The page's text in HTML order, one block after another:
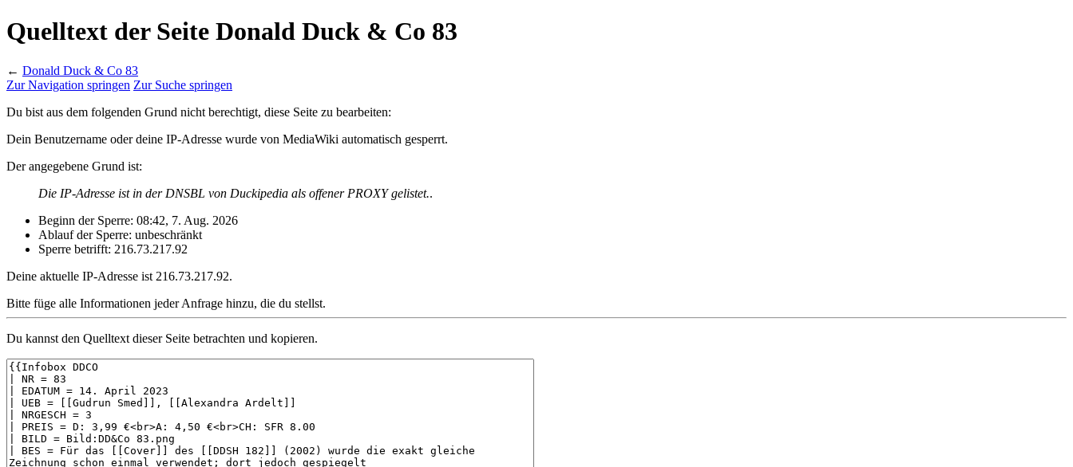
Quelltext der Seite Donald Duck & Co 83
← Donald Duck & Co 83
Zur Navigation springen Zur Suche springen
Du bist aus dem folgenden Grund nicht berechtigt, diese Seite zu bearbeiten:
Dein Benutzername oder deine IP-Adresse wurde von MediaWiki automatisch gesperrt.
Der angegebene Grund ist:
Die IP-Adresse ist in der DNSBL von Duckipedia als offener PROXY gelistet..
Beginn der Sperre: 08:42, 7. Aug. 2026
Ablauf der Sperre: unbeschränkt
Sperre betrifft: 216.73.217.92
Deine aktuelle IP-Adresse ist 216.73.217.92.
Bitte füge alle Informationen jeder Anfrage hinzu, die du stellst.
Du kannst den Quelltext dieser Seite betrachten und kopieren.